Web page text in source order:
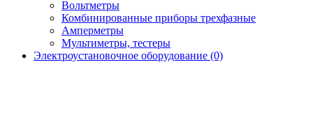
Вольтметры
Комбинированные приборы трехфазные
Амперметры
Мультиметры, тестеры
Электроустановочное оборудование (0)